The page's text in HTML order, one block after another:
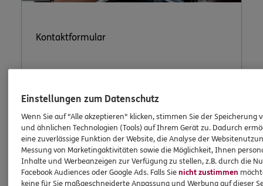
Kontaktformular
Nutzen Sie unser sicheres Kontaktformular.
ERGO Berater kontaktieren
Einstellungen zum Datenschutz
Wenn Sie auf "Alle akzeptieren" klicken, stimmen Sie der Speicherung
und ähnlichen Technologien (Tools) auf Ihrem Gerät zu. Dadurch
eine zuverlässige Funktion der Website, die Analyse der
Messung von Marketingaktivitäten sowie die Möglichkeit, Ihnen
Inhalte und Werbeanzeigen zur Verfügung zu stellen, z.B. durch die
Facebook Audiences oder Google Ads. Falls Sienicht zustimmen
keine für Sie maßgeschneiderte Anpassung und Werbung auf dieser